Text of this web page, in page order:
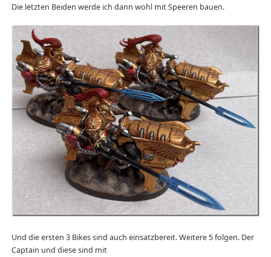
Die letzten Beiden werde ich dann wohl mit Speeren bauen.
Und die ersten 3 Bikes sind auch einsatzbereit. Weitere 5 folgen. Der
Captain und diese sind mit